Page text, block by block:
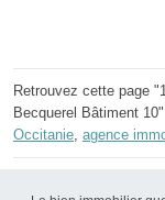
Retrouvez cette page
Becquerel Bâtiment
Occitanie, agence